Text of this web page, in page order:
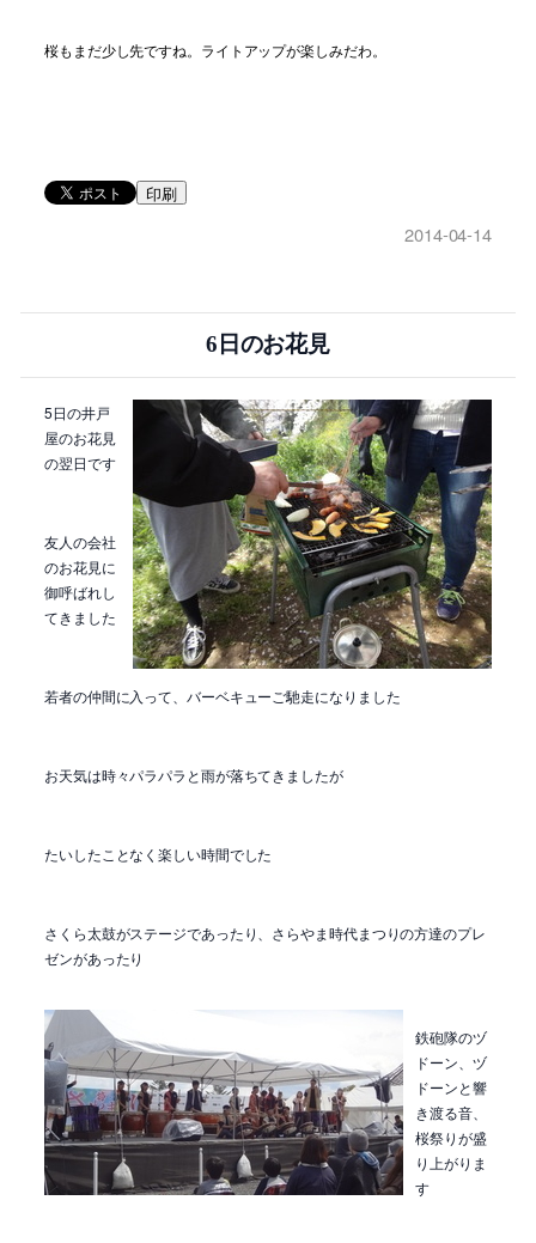
桜もまだ少し先ですね。ライトアップが楽しみだわ。
印刷
2014-04-14
6日のお花見
5日の井戸
屋のお花見
の翌日です
友人の会社
のお花見に
御呼ばれし
てきました
若者の仲間に入って、バーベキューご馳走になりました
お天気は時々パラパラと雨が落ちてきましたが
たいしたことなく楽しい時間でした
さくら太鼓がステージであったり、さらやま時代まつりの方達のプレ
ゼンがあったり
鉄砲隊のヅ
ドーン、ヅ
ドーンと響
き渡る音、
桜祭りが盛
り上がりま
す